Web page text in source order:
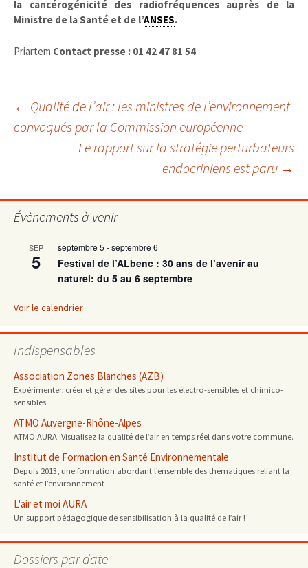
la cancérogénicité des radiofréquences auprès de la
Ministre de la Santé et de l’ANSES.
Priartem Contact presse : 01 42 47 81 54
Navigation
articles
← Qualité de l’air : les ministres de l’environnement
convoqués par la Commission européenne
Le rapport sur la stratégie perturbateurs
endocriniens est paru →
Évènements à venir
SEP
5
septembre 5 -septembre 6
Festival de l’ALbenc : 30 ans de l’avenir au
naturel: du 5 au 6 septembre
Voir le calendrier
Indispensables
Association Zones Blanches (AZB)
Expérimenter, créer et gérer des sites pour les électro-sensibles et chimico-
sensibles.
ATMO Auvergne-Rhône-Alpes
ATMO AURA: Visualisez la qualité de l’air en temps réel dans votre commune.
Institut de Formation en Santé Environnementale
Depuis 2013, une formation abordant l’ensemble des thématiques reliant la
santé et l’environnement
L'air et moi AURA
Un support pédagogique de sensibilisation à la qualité de l’air !
Dossiers par date